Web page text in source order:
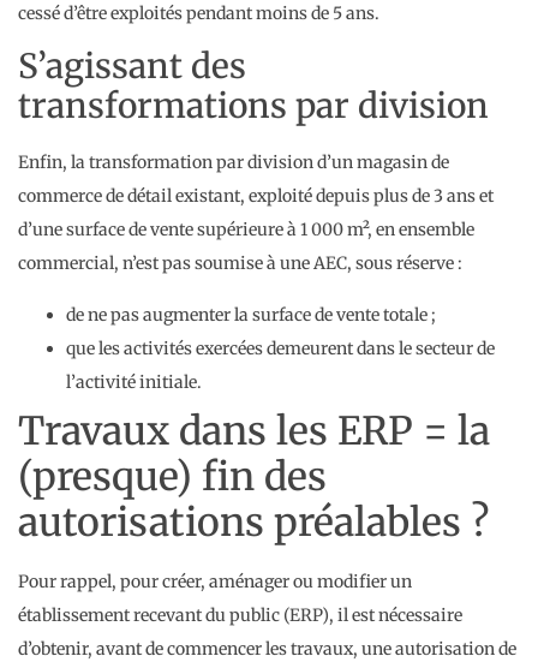
cessé d’être exploités pendant moins de 5 ans.
S’agissant des
transformations par division
Enfin, la transformation par division d’un magasin de
commerce de détail existant, exploité depuis plus de 3 ans et
d’une surface de vente supérieure à 1 000 m², en ensemble
commercial, n’est pas soumise à une AEC, sous réserve :
de ne pas augmenter la surface de vente totale ;
que les activités exercées demeurent dans le secteur de
l’activité initiale.
Travaux dans les ERP = la
(presque) fin des
autorisations préalables ?
Pour rappel, pour créer, aménager ou modifier un
établissement recevant du public (ERP), il est nécessaire
d’obtenir, avant de commencer les travaux, une autorisation de